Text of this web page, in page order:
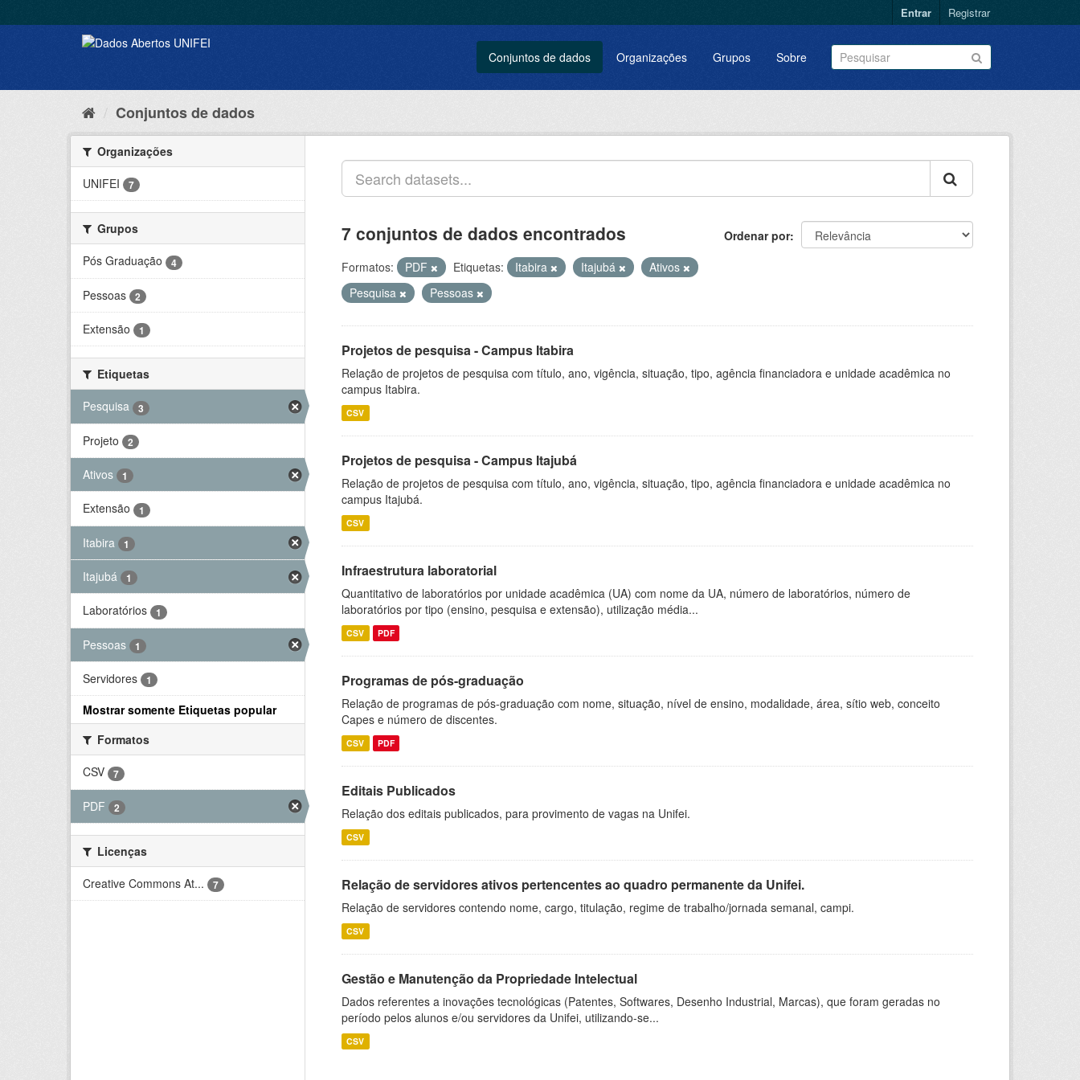
Entrar Registrar
Conjuntos de dados Organizações Grupos Sobre
Conjuntos de dados
Organizações
UNIFEI
7
Grupos
Pós Graduação
4
Pessoas 2
Extensão 1
Etiquetas
Pesquisa
3
Projeto 2
Ativos 1
Extensão 1
Itabira 1
Itajubá 1
Laboratórios 1
Pessoas 1
Servidores 1
Mostrar somente Etiquetas popular
Formatos
CSV
7
PDF 2
Licenças
Creative Commons At...
7
Ordenar por
7 conjuntos de dados encontrados
Formatos: PDF Etiquetas: Itabira Itajubá
Ativos
Pesquisa
Pessoas
Projetos de pesquisa - Campus Itabira
Relação de projetos de pesquisa com título, ano, vigência, situação, tipo, agência financiadora e unidade acadêmica no
campus Itabira.
CSV
Projetos de pesquisa - Campus Itajubá
Relação de projetos de pesquisa com título, ano, vigência, situação, tipo, agência financiadora e unidade acadêmica no
campus Itajubá.
CSV
Infraestrutura laboratorial
Quantitativo de laboratórios por unidade acadêmica (UA) com nome da UA, número de laboratórios, número de
laboratórios por tipo (ensino, pesquisa e extensão), utilização média...
CSV PDF
Programas de pós-graduação
Relação de programas de pós-graduação com nome, situação, nível de ensino, modalidade, área, sítio web, conceito
Capes e número de discentes.
CSV PDF
Editais Publicados
Relação dos editais publicados, para provimento de vagas na Unifei.
CSV
Relação de servidores ativos pertencentes ao quadro permanente da Unifei.
Relação de servidores contendo nome, cargo, titulação, regime de trabalho/jornada semanal, campi.
CSV
Gestão e Manutenção da Propriedade Intelectual
Dados referentes a inovações tecnológicas (Patentes, Softwares, Desenho Industrial, Marcas), que foram geradas no
período pelos alunos e/ou servidores da Unifei, utilizando-se...
CSV